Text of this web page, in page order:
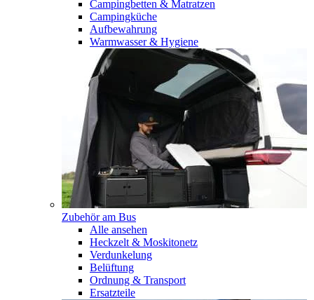
Campingbetten & Matratzen
Campingküche
Aufbewahrung
Warmwasser & Hygiene
Zubehör am Bus
Alle ansehen
Heckzelt & Moskitonetz
Verdunkelung
Belüftung
Ordnung & Transport
Ersatzteile